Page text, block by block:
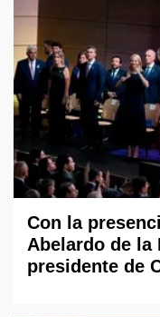
Con la
Abelardo de la
presidente de